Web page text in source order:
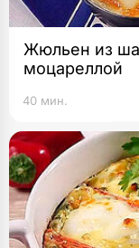
Жюльен из
моцареллой
40 мин.